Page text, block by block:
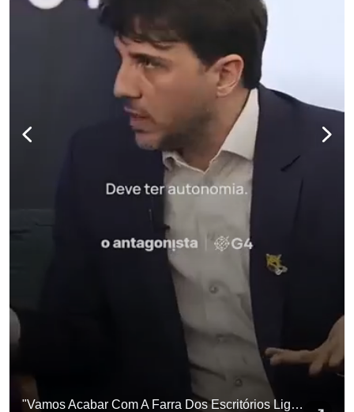
"Vamos Acabar Com A Farra Dos Escritórios Ligados Aos Ministros Do STF"